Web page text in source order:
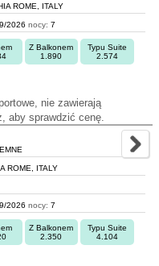
ROME, ITALY
2026 nocy: 7
Z Balkonem
1.890
Typu Suite
2.574
nie zawierają
aby sprawdzić cenę.
ROME, ITALY
2026 nocy: 7
Z Balkonem
2.350
Typu Suite
4.104